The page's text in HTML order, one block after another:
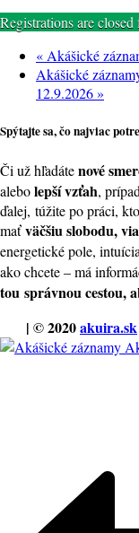
Registrations are closed
« Akášické
Akášické
12.9.2026»
Spýtajte sa, čo najviac
Či už hľadátenové
alebolepší vzťah,
ďalej, túžite po práci,
maťväčšiu slobodu,
energetické pole,
ako chcete – má
tou správnou cestou,
| © 2020akuira.sk